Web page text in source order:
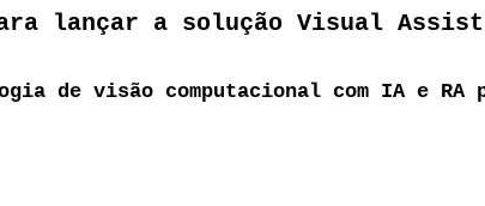
para lançar a solução Visual
de visão computacional com IA e